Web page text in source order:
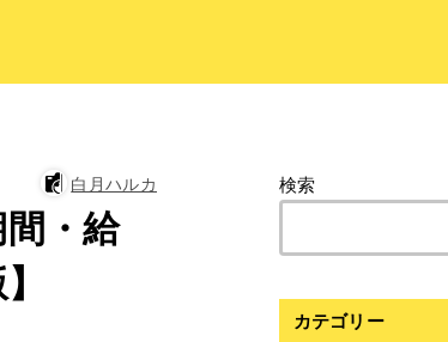
白月ハルカ
・給
検索
カテゴリー